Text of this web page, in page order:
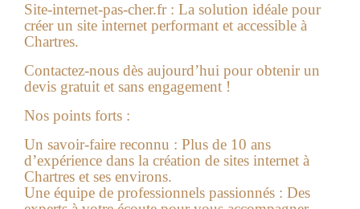
Site-internet-pas-cher.fr : La solution idéale pour
créer un site internet performant et accessible à
Chartres.
Contactez-nous dès aujourd’hui pour obtenir un
devis gratuit et sans engagement !
Nos points forts :
Un savoir-faire reconnu : Plus de 10 ans
d’expérience dans la création de sites internet à
Chartres et ses environs.
Une équipe de professionnels passionnés : Des